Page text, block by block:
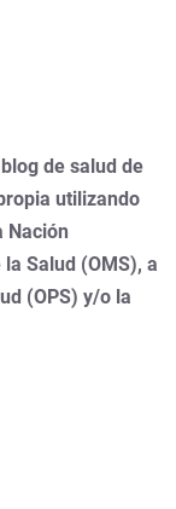
de salud de
utilizando
Nación
Salud (OMS), a
(OPS) y/o la